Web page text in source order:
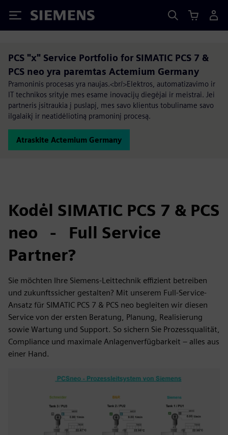
Siemens
PCS "x" Service Portfolio for SIMATIC PCS 7 &
PCS neo yra paremtas Actemium Germany
Pramoninis procesas yra naujas.<br/>Elektros, automatizavimo ir
IT technikos srityje mes esame inovacijų diegėjai ir meistrai. Jei
partneris įsitraukia į puslapį, mes savo klientus tobuliname savo
ilgalaikį ir neatidėliotiną pramoninį procesą.
Atraskite Actemium Germany
Kodėl SIMATIC PCS 7 & PCS
neo - Full Service
Partner?
Sie möchten Ihre Siemens-Leittechnik effizient betreiben
und zukunftssicher gestalten? Mit unserem Full-Service-
Ansatz für SIMATIC PCS 7 & PCS neo begleiten wir diesen
Service von der ersten Beratung, Planung, Realisierung
sowie Wartung und Support. So sichern Sie Prozessqualität,
Compliance und maximale Anlagenverfügbarkeit – alles aus
einer Hand.